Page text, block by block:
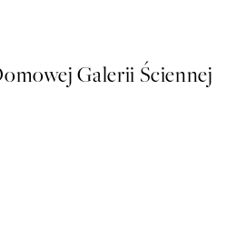
Galerii Ściennej